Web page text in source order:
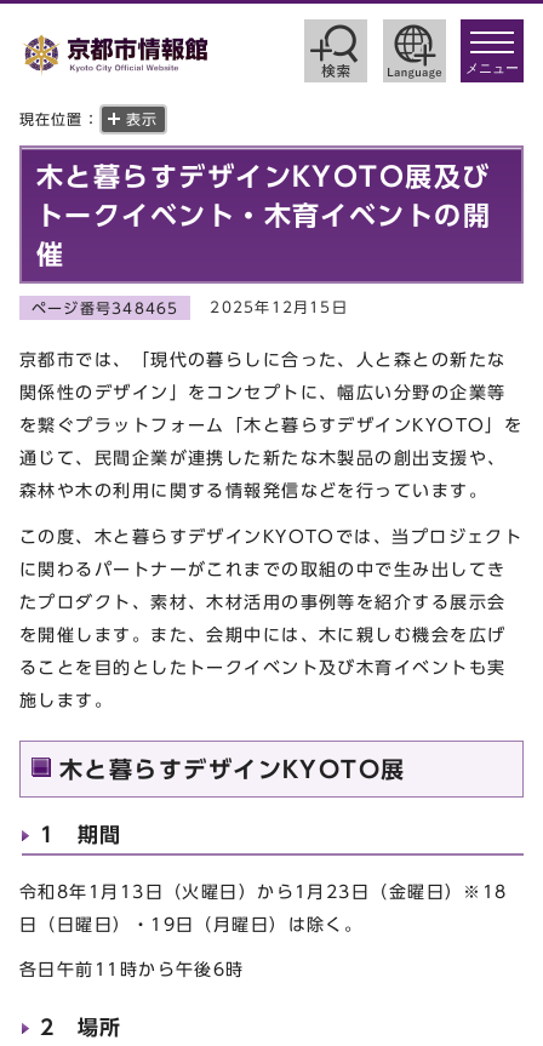
toggle
メニュー
現在位置： 表示
木と暮らすデザインKYOTO展及び
トークイベント・木育イベントの開
催
ページ番号348465 2025年12月15日
京都市では、「現代の暮らしに合った、人と森との新たな
関係性のデザイン」をコンセプトに、幅広い分野の企業等
を繋ぐプラットフォーム「木と暮らすデザインKYOTO」を
通じて、民間企業が連携した新たな木製品の創出支援や、
森林や木の利用に関する情報発信などを行っています。
この度、木と暮らすデザインKYOTOでは、当プロジェクト
に関わるパートナーがこれまでの取組の中で生み出してき
たプロダクト、素材、木材活用の事例等を紹介する展示会
を開催します。また、会期中には、木に親しむ機会を広げ
ることを目的としたトークイベント及び木育イベントも実
施します。
木と暮らすデザインKYOTO展
1 期間
令和8年1月13日（火曜日）から1月23日（金曜日）※18
日（日曜日）・19日（月曜日）は除く。
各日午前11時から午後6時
2 場所